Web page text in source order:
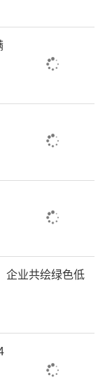
业共绘绿色低